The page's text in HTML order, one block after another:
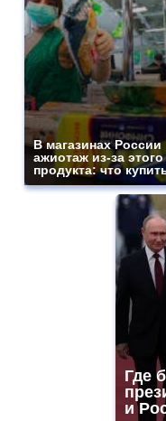
В магазинах России
ажиотаж из-за этого
продукта: что
Где
и